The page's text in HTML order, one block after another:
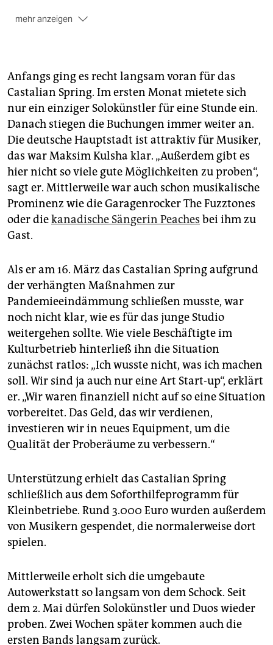
mehr anzeigen
hoch der Proberaumbedarf hier in der Stadt ist. „Ziel
ist es, ein Bild des aktuellen Proberaum-Bedarfs zu
ermitteln und verlässliche Zahlen zu generieren, die in
Zukunft als Argumentationsgrundlage für
erforderliche Maßnahmen verwendet werden
können.“ Auch wenn Datumsangaben auf der
Musicboard-Seiteeinen falschen Eindruck erwecken
könnten: DieOnline-Umfrageläuft noch und nimmt
nur 6 bis 8 Minuten in Anspruch.
Anfangs ging es recht langsam voran für das
Castalian Spring. Im ersten Monat mietete sich
nur ein einziger Solokünstler für eine Stunde ein.
Danach stiegen die Buchungen immer weiter an.
Die deutsche Hauptstadt ist attraktiv für Musiker,
das war Maksim Kulsha klar. „Außerdem gibt es
hier nicht so viele gute Möglichkeiten zu proben“,
sagt er. Mittlerweile war auch schon musikalische
Prominenz wie die Garagenrocker The Fuzztones
oder diekanadische Sängerin Peaches bei ihm zu
Gast.
Als er am 16. März das Castalian Spring aufgrund
der verhängten Maßnahmen zur
Pandemieeindämmung schließen musste, war
noch nicht klar, wie es für das junge Studio
weitergehen sollte. Wie viele Beschäftigte im
Kulturbetrieb hinterließ ihn die Situation
zunächst ratlos: „Ich wusste nicht, was ich machen
soll. Wir sind ja auch nur eine Art Start-up“, erklärt
er. „Wir waren finanziell nicht auf so eine Situation
vorbereitet. Das Geld, das wir verdienen,
investieren wir in neues Equipment, um die
Qualität der Proberäume zu verbessern.“
Unterstützung erhielt das Castalian Spring
schließlich aus dem Soforthilfeprogramm für
Kleinbetriebe. Rund 3.000 Euro wurden außerdem
von Musikern gespendet, die normalerweise dort
spielen.
Mittlerweile erholt sich die umgebaute
Autowerkstatt so langsam von dem Schock. Seit
dem 2. Mai dürfen Solokünstler und Duos wieder
proben. Zwei Wochen später kommen auch die
ersten Bands langsam zurück.